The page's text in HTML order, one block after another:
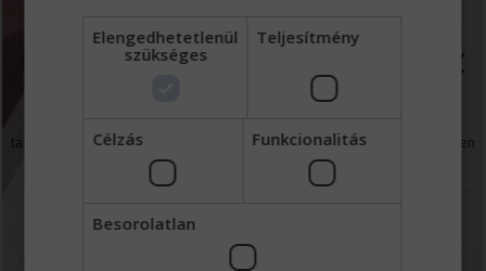
Gumiabroncs webáruház
targoncán-, a teherautó gumiabroncsok széles választékán át, egészen
a bányagépekig, minden haszongépre.
MEGNÉZEM
Elengedhetetlenül
szükséges
Teljesítmény
Célzás Funkcionalitás
Besorolatlan